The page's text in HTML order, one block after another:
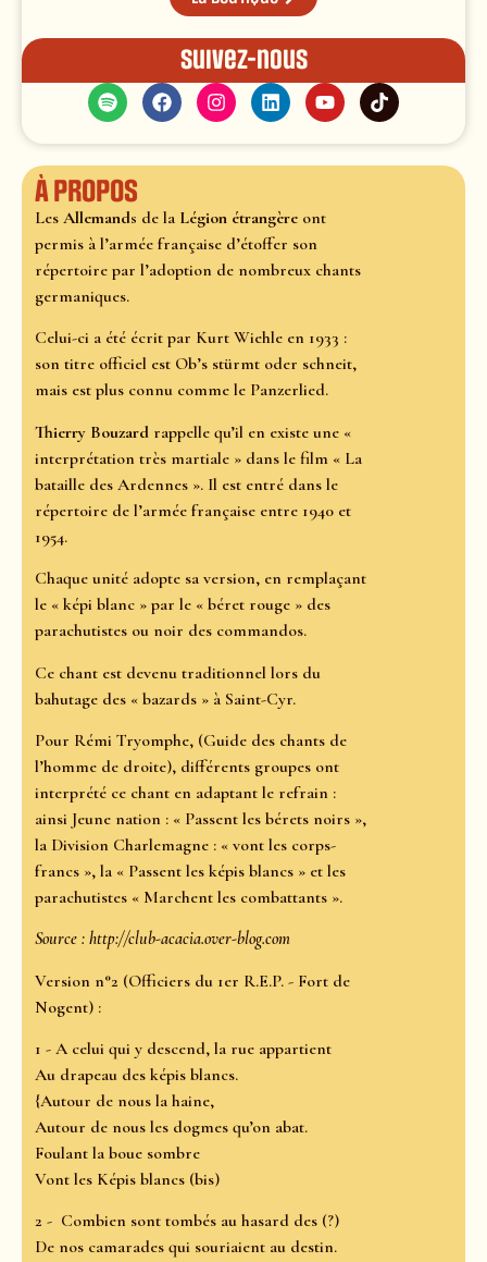
Suivez-nous
À propos
Les Allemands de la Légion étrangère ont
permis à l’armée française d’étoffer son
répertoire par l’adoption de nombreux chants
germaniques.
Celui-ci a été écrit par Kurt Wiehle en 1933 :
son titre officiel est Ob’s stürmt oder schneit,
mais est plus connu comme le Panzerlied.
Thierry Bouzard rappelle qu’il en existe une «
interprétation très martiale » dans le film « La
bataille des Ardennes ». Il est entré dans le
répertoire de l’armée française entre 1940 et
1954.
Chaque unité adopte sa version, en remplaçant
le « képi blanc » par le « béret rouge » des
parachutistes ou noir des commandos.
Ce chant est devenu traditionnel lors du
bahutage des « bazards » à Saint-Cyr.
Pour Rémi Tryomphe, (Guide des chants de
l’homme de droite), différents groupes ont
interprété ce chant en adaptant le refrain :
ainsi Jeune nation : « Passent les bérets noirs »,
la Division Charlemagne : « vont les corps-
francs », la « Passent les képis blancs » et les
parachutistes « Marchent les combattants ».
Source : http://club-acacia.over-blog.com
Version n°2 (Officiers du 1er R.E.P. - Fort de
Nogent) :
1 - A celui qui y descend, la rue appartient
Au drapeau des képis blancs.
{Autour de nous la haine,
Autour de nous les dogmes qu’on abat.
Foulant la boue sombre
Vont les Képis blancs (bis)
2 - Combien sont tombés au hasard des (?)
De nos camarades qui souriaient au destin.